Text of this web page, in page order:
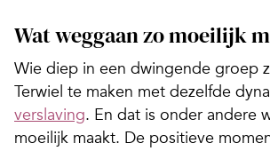
Wat weggaan zo moeilijk
Wie diep in een dwingende groep
Terwiel te maken met dezelfde
verslaving. En dat is onder andere
moeilijk maakt. De positieve